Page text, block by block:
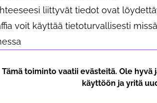
liittyvät tiedot ovat
voit käyttää tietoturvallisesti
Tämä toiminto vaatii evästeitä. Ole hyvä
käyttöön ja yritä